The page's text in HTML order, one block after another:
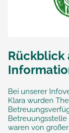
Rückblick
Bei unserer
Klara wurden
waren von